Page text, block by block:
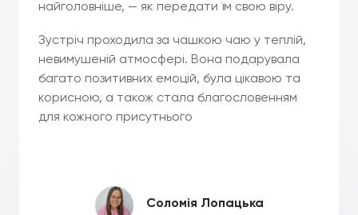
найголовніше, — як передати їм свою віру.
Зустріч проходила за чашкою чаю у теплій,
невимушеній атмосфері. Вона подарувала
багато позитивних емоцій, була цікавою та
корисною, а також стала благословенням
для кожного присутнього
Соломія Лопацька